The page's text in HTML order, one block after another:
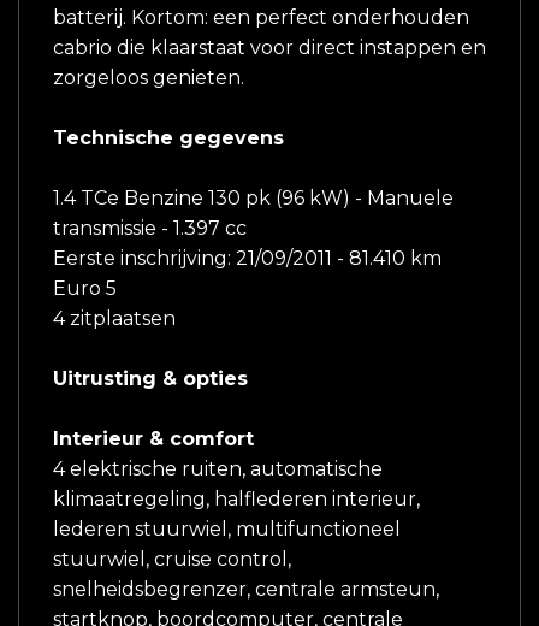
batterij. Kortom: een perfect onderhouden
cabrio die klaarstaat voor direct instappen en
zorgeloos genieten.
Technische gegevens
1.4 TCe Benzine 130 pk (96 kW) - Manuele
transmissie - 1.397 cc
Eerste inschrijving: 21/09/2011 - 81.410 km
Euro 5
4 zitplaatsen
Uitrusting & opties
Interieur & comfort
4 elektrische ruiten, automatische
klimaatregeling, halflederen interieur,
lederen stuurwiel, multifunctioneel
stuurwiel, cruise control,
snelheidsbegrenzer, centrale armsteun,
startknop, boordcomputer, centrale